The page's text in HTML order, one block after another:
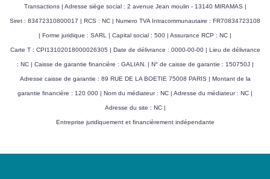
Transactions | Adresse siège social : 2 avenue Jean moulin - 13140 MIRAMAS |
Siret : 83472310800017 | RCS : NC | Numero TVA Intracommunautaire : FR70834723108
| Forme juridique : SARL | Capital social : 500 | Assurance RCP : NC |
Carte T : CPI13102018000026305 | Date de délivrance : 0000-00-00 | Lieu de délivrance
: NC | Caisse de garantie financière : GALIAN. | N° de caisse de garantie : 150750J |
Adresse caisse de garantie : 89 RUE DE LA BOETIE 75008 PARIS | Montant de la
garantie financière : 120 000 | Nom du médiateur : NC | Adresse du médiateur : NC |
Adresse du site : NC |
Entreprise juridiquement et financièrement indépendante